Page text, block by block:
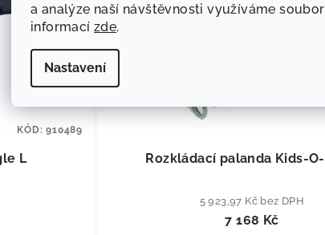
a analýze naší návštěvnosti využíváme
informacízde.
Nastavení
L
KÓD:910489
Rozkládací palanda Kids-
5 923,97 Kč bez DPH
7 168 Kč